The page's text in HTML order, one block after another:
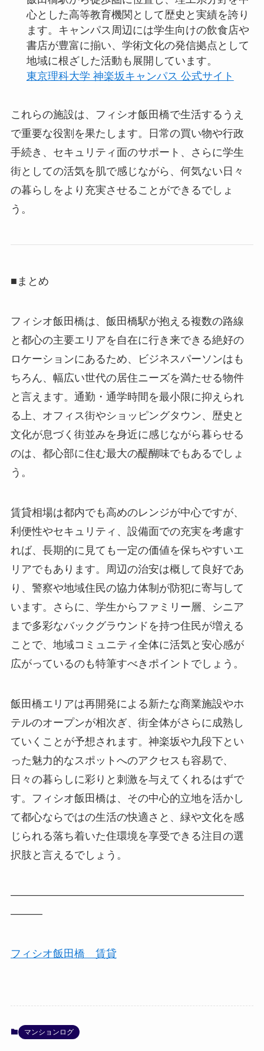
心とした高等教育機関として歴史と実績を誇り
ます。キャンパス周辺には学生向けの飲食店や
書店が豊富に揃い、学術文化の発信拠点として
地域に根ざした活動も展開しています。
東京理科大学 神楽坂キャンパス 公式サイト
これらの施設は、フィシオ飯田橋で生活するうえ
で重要な役割を果たします。日常の買い物や行政
手続き、セキュリティ面のサポート、さらに学生
街としての活気を肌で感じながら、何気ない日々
の暮らしをより充実させることができるでしょ
う。
■まとめ
フィシオ飯田橋は、飯田橋駅が抱える複数の路線
と都心の主要エリアを自在に行き来できる絶好の
ロケーションにあるため、ビジネスパーソンはも
ちろん、幅広い世代の居住ニーズを満たせる物件
と言えます。通勤・通学時間を最小限に抑えられ
る上、オフィス街やショッピングタウン、歴史と
文化が息づく街並みを身近に感じながら暮らせる
のは、都心部に住む最大の醍醐味でもあるでしょ
う。
賃貸相場は都内でも高めのレンジが中心ですが、
利便性やセキュリティ、設備面での充実を考慮す
れば、長期的に見ても一定の価値を保ちやすいエ
リアでもあります。周辺の治安は概して良好であ
り、警察や地域住民の協力体制が防犯に寄与して
います。さらに、学生からファミリー層、シニア
まで多彩なバックグラウンドを持つ住民が増える
ことで、地域コミュニティ全体に活気と安心感が
広がっているのも特筆すべきポイントでしょう。
飯田橋エリアは再開発による新たな商業施設やホ
テルのオープンが相次ぎ、街全体がさらに成熟し
ていくことが予想されます。神楽坂や九段下とい
った魅力的なスポットへのアクセスも容易で、
日々の暮らしに彩りと刺激を与えてくれるはずで
す。フィシオ飯田橋は、その中心的立地を活かし
て都心ならではの生活の快適さと、緑や文化を感
じられる落ち着いた住環境を享受できる注目の選
択肢と言えるでしょう。
――――――――――――――――――――――
―――
フィシオ飯田橋 賃貸
マンションログ